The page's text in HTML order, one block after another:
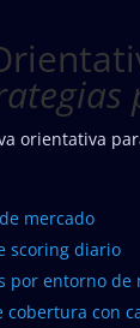
orientativa
mercado
scoring diario
por entorno de
cobertura con